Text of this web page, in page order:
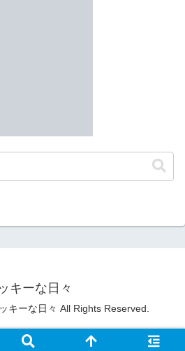
キーな日々
キーな日々 All Rights Reserved.